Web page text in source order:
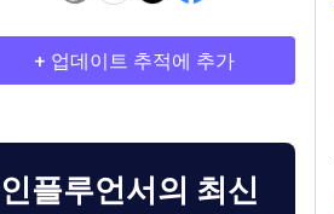
+ 업데이트 추적에 추가
인플루언서의 최신